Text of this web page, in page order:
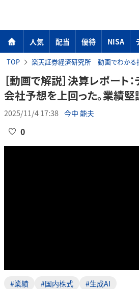
人気 配当 優待 NISA
TOP 楽天証券経済研究所 動画でわかる
［動画で解説］決算レポート
会社予想を上回った。業績堅
2025/11/4 17:38 今中 能夫
0
#業績 #国内株式 #生成AI